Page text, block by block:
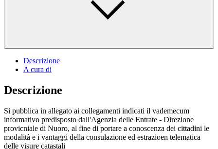
Descrizione
A cura di
Descrizione
Si pubblica in allegato ai collegamenti indicati il vademecum
informativo predisposto dall'Agenzia delle Entrate - Direzione
provicniale di Nuoro, al fine di portare a conoscenza dei cittadini le
modalità e i vantaggi della consulazione ed estrazioen telematica
delle visure catastali